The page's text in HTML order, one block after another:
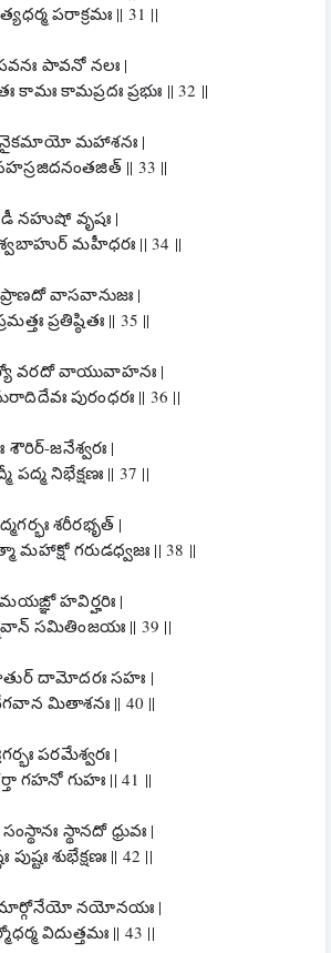
పరాక్రమః || 31 ||
పావనో నలః |
కామప్రదః ప్రభుః || 32 ||
నైకమాయో మహాశనః |
|| 33 ||
నహుషో వృషః |
మహీధరః || 34 ||
ప్రాణదో వాసవానుజః |
ప్రతిష్ఠితః || 35 ||
వరదో వాయువాహనః |
పురంధరః || 36 ||
శౌరిర్-జనేశ్వరః |
పద్మ నిభేక్షణః || 37 ||
శరీరభృత్ |
మహాక్షో గరుడధ్వజః || 38 ||
హవిర్హరిః |
సమితింజయః || 39 ||
దామోదరః సహః |
మితాశనః || 40 ||
పరమేశ్వరః |
గహనో గుహః || 41 ||
స్థానదో ధ్రువః |
పుష్టః శుభేక్షణః || 42 ||
నయోనయః |
విదుత్తమః || 43 ||